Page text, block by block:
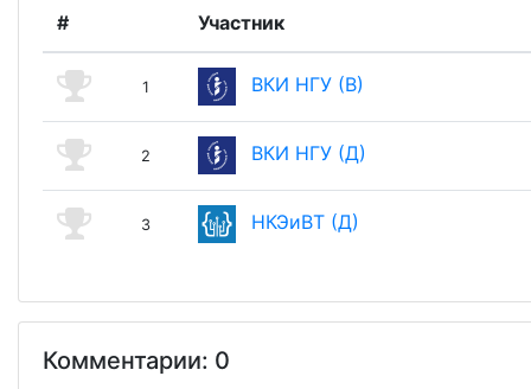
# Участник
1 ВКИ НГУ (В)
2 ВКИ НГУ (Д)
3 НКЭиВТ (Д)
Комментарии: 0